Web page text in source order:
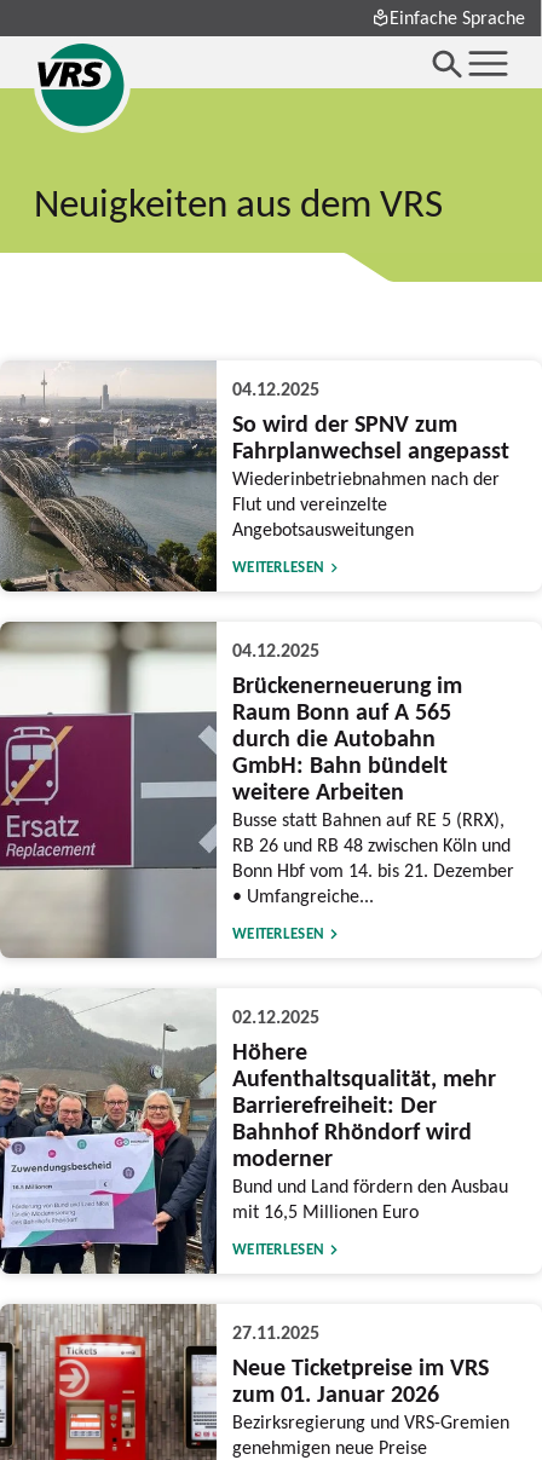
Einfache Sprache
Neuigkeiten aus dem VRS
04.12.2025
So wird der SPNV zum
Fahrplanwechsel angepasst
Wiederinbetriebnahmen nach der
Flut und vereinzelte
Angebotsausweitungen
WEITERLESEN
04.12.2025
Brückenerneuerung im
Raum Bonn auf A 565
durch die Autobahn
GmbH: Bahn bündelt
weitere Arbeiten
Busse statt Bahnen auf RE 5 (RRX),
RB 26 und RB 48 zwischen Köln und
Bonn Hbf vom 14. bis 21. Dezember
• Umfangreiche...
WEITERLESEN
02.12.2025
Höhere
Aufenthaltsqualität, mehr
Barrierefreiheit: Der
Bahnhof Rhöndorf wird
moderner
Bund und Land fördern den Ausbau
mit 16,5 Millionen Euro
WEITERLESEN
27.11.2025
Neue Ticketpreise im VRS
zum 01. Januar 2026
Bezirksregierung und VRS-Gremien
genehmigen neue Preise